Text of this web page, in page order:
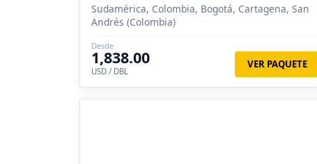
Sudamérica, Colombia, Bogotá, Cartagena, San
Andrés (Colombia)
Desde
1,838.00
USD / DBL
VER PAQUETE